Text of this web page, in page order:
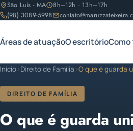
São Luís - MA
8h–12h · 13h–17h
(98) 3089-5998
Áreas de atuaçãoO escritório
Início›Direito de Família ›O que é guarda
DIREITO DE FAMÍLIA
O que é guarda